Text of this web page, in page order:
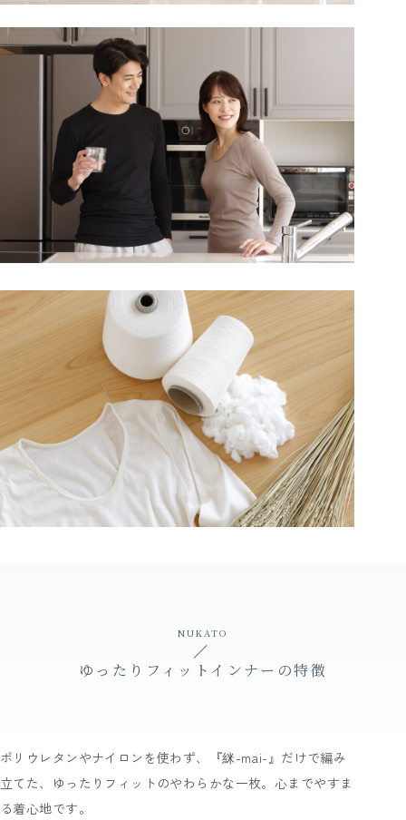
NUKATO
ゆったりフィットインナーの特徴
ポリウレタンやナイロンを使わず、『䋛-mai-』だけで編み
立てた、ゆったりフィットのやわらかな一枚。心までやすま
る着心地です。